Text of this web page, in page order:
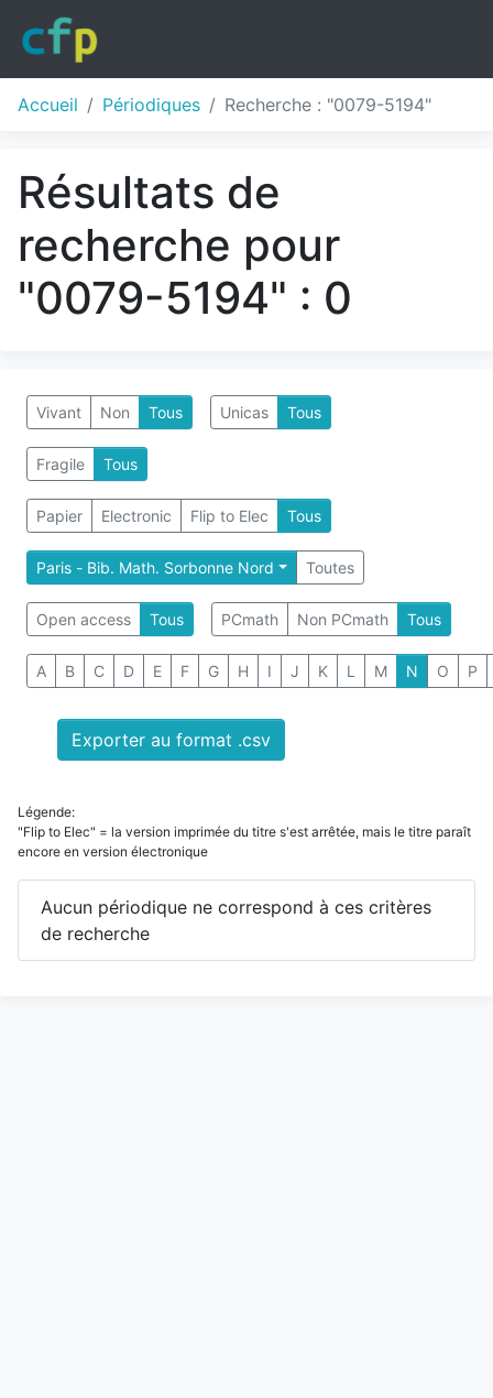
Accueil Périodiques Recherche : "0079-5194"
Résultats de
recherche pour
"0079-5194" : 0
Vivant Non Tous Unicas Tous
Fragile Tous
Papier Electronic Flip to Elec Tous
Paris - Bib. Math. Sorbonne Nord Toutes
Open access Tous PCmath Non PCmath Tous
A B C D E F G H I J K L M N O P
Exporter au format .csv
Légende:
"Flip to Elec" = la version imprimée du titre s'est arrêtée, mais le titre paraît
encore en version électronique
Aucun périodique ne correspond à ces critères
de recherche